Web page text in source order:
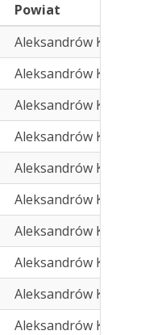
Powiat
Aleksandrów Kujawski
Aleksandrów Kujawski
Aleksandrów Kujawski
Aleksandrów Kujawski
Aleksandrów Kujawski
Aleksandrów Kujawski
Aleksandrów Kujawski
Aleksandrów Kujawski
Aleksandrów Kujawski
Aleksandrów Kujawski